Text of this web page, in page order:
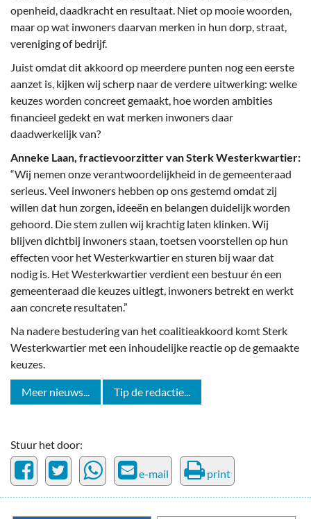
openheid, daadkracht en resultaat. Niet op mooie woorden,
maar op wat inwoners daarvan merken in hun dorp, straat,
vereniging of bedrijf.
Juist omdat dit akkoord op meerdere punten nog een eerste
aanzet is, kijken wij scherp naar de verdere uitwerking: welke
keuzes worden concreet gemaakt, hoe worden ambities
financieel gedekt en wat merken inwoners daar
daadwerkelijk van?
Anneke Laan, fractievoorzitter van Sterk Westerkwartier:
“Wij nemen onze verantwoordelijkheid in de gemeenteraad
serieus. Veel inwoners hebben op ons gestemd omdat zij
willen dat hun zorgen, ideeën en belangen duidelijk worden
gehoord. Die stem zullen wij krachtig laten klinken. Wij
blijven dichtbij inwoners staan, toetsen voorstellen op hun
effecten voor het Westerkwartier en sturen bij waar dat
nodig is. Het Westerkwartier verdient een bestuur én een
gemeenteraad die keuzes uitlegt, inwoners betrekt en werkt
aan concrete resultaten.”
Na nadere bestudering van het coalitieakkoord komt Sterk
Westerkwartier met een inhoudelijke reactie op de gemaakte
keuzes.
Meer nieuws... Tip de redactie...
Stuur het door:
e-mail print